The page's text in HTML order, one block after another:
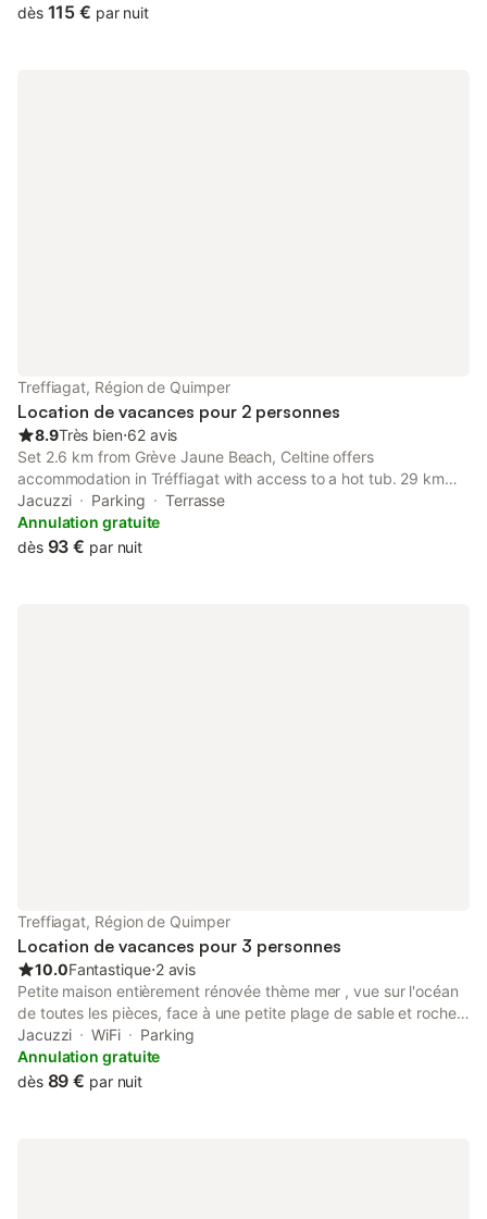
dès 115 € par nuit
Treffiagat, Région de Quimper
Location de vacances pour 2 personnes
8.9Très bien⋅62 avis
Set 2.6 km from Grève Jaune Beach, Celtine offers
accommodation in Tréffiagat with access to a hot tub. 29 km
from Quimper Train Station and 30 km from Breton County
Museum, the property features a garden and a terrace.
Jacuzzi Parking
Terrasse
Annulation gratuite
dès 93 € par nuit
Treffiagat, Région de Quimper
Location de vacances pour 3 personnes
10.0Fantastique⋅2 avis
Petite maison entièrement rénovée thème mer , vue sur l'océan
de toutes les pièces, face à une petite plage de sable et rochers
. Cuisine entièrement équipée avec ilot central et laques
inductions vous permettant de cuisiner en regardant la mer ! Le
salon peut se scinder en 2 parties grâce à un système de trois
Jacuzzi WiFi
Parking
Annulation gratuite
dès 89 € par nuit